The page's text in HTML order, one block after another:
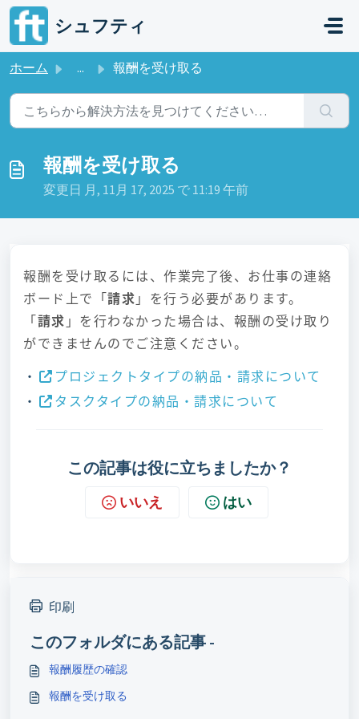
メインコンテンツに移動
シュフティ
ホーム ... 報酬を受け取る
報酬を受け取る
変更日 月, 11月 17, 2025 で 11:19 午前
報酬を受け取るには、作業完了後、お仕事の連絡
ボード上で「請求 」を行う必要があります。
「請求 」を行わなかった場合は、報酬の受け取り
ができませんのでご注意ください。
・
プロジェクトタイプの納品・請求について
・
タスクタイプの納品・請求について
この記事は役に立ちましたか？
いいえ はい
印刷
このフォルダにある記事 -
報酬履歴の確認
報酬を受け取る